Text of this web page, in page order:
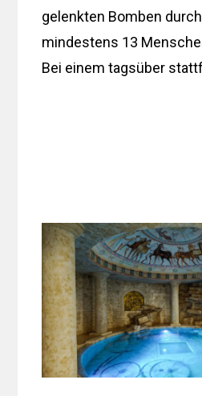
gelenkten Bomben
mindestens 13
Bei einem tagsüber